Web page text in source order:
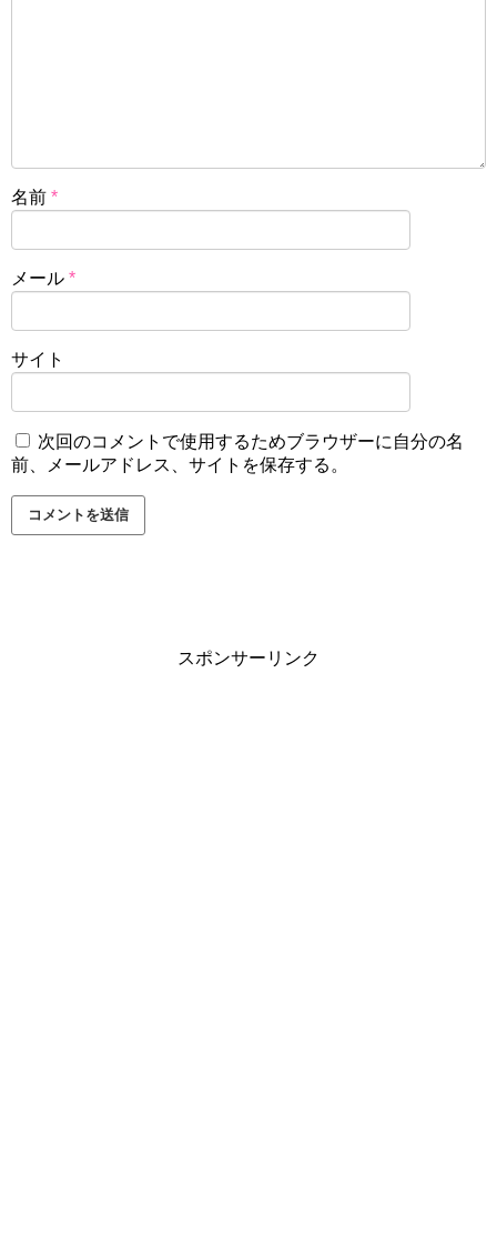
名前 *
メール *
サイト
次回のコメントで使用するためブラウザーに自分の名
前、メールアドレス、サイトを保存する。
スポンサーリンク